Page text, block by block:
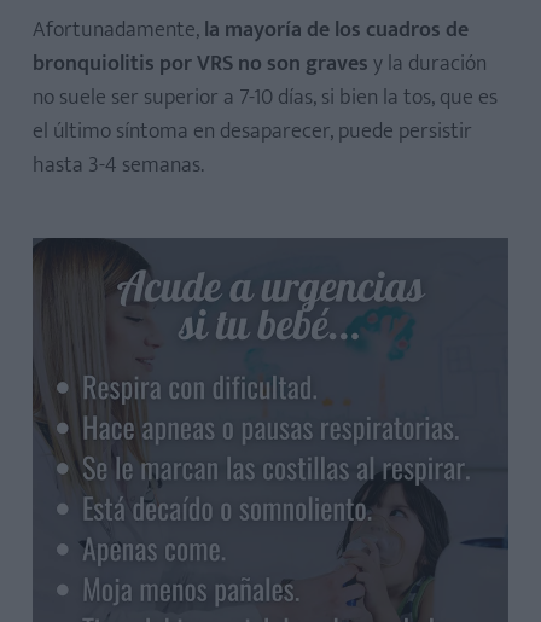
Afortunadamente,la mayoría de los cuadros de
bronquiolitis por VRS no son gravesy la duración
no suele ser superior a 7-10 días, si bien la tos, que es
el último síntoma en desaparecer, puede persistir
hasta 3-4 semanas.